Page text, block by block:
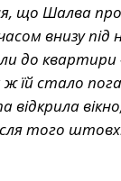
що Шалва
внизу
до
їй стало
відкрила
того